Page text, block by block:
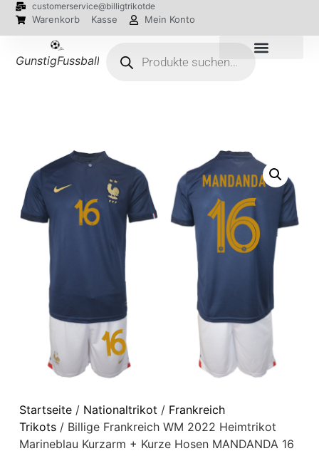
customerservice@billigtrikotde
Warenkorb Kasse Mein Konto
GunstigFussballTrikot
Startseite/ Nationaltrikot / Frankreich
Trikots/ Billige Frankreich WM 2022 Heimtrikot
Marineblau Kurzarm + Kurze Hosen MANDANDA 16